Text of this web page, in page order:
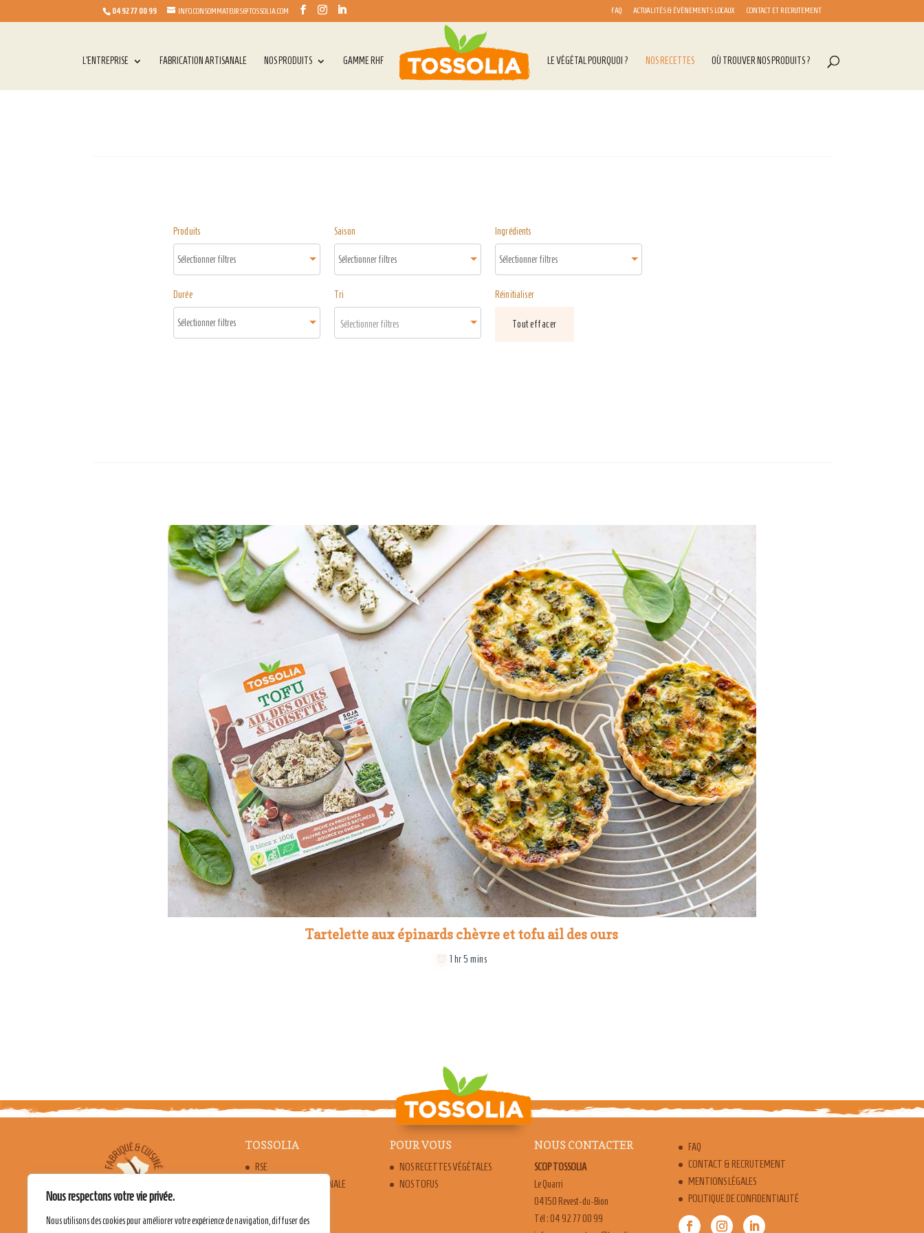
Nous respectons votre vie privée.
Nous utilisons des cookies pour améliorer votre expérience de navigation, diffuser des
04 92 77 00 99 INFO.CONSOMMATEURS@TOSSOLIA.COM FAQ ACTUALITÉS & ÉVÈNEMENTS LOCAUX CONTACT ET RECRUTEMENT
L’ENTREPRISE FABRICATION ARTISANALE NOS PRODUITS GAMME RHF LE VÉGÉTAL POURQUOI ? NOS RECETTES OÙ TROUVER NOS PRODUITS ?
Produits Saison Ingrédients
Durée Tri
Sélectionner filtres
Réinitialiser
Tout effacer
Tartelette aux épinards chèvre et tofu ail des ours
1 hr 5 mins
TOSSOLIA
RSE
FABRICATION ARTISANALE
POUR VOUS
NOS RECETTES VÉGÉTALES
NOS TOFUS
NOUS CONTACTER
SCOP TOSSOLIA
Le Quarri
04150 Revest-du-Bion
Tél : 04 92 77 00 99
FAQ
CONTACT & RECRUTEMENT
MENTIONS LÉGALES
POLITIQUE DE CONFIDENTIALITÉ